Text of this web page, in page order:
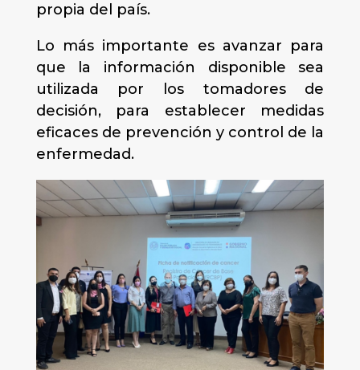
propia del país.
Lo más importante es avanzar para
que la información disponible sea
utilizada por los tomadores de
decisión, para establecer medidas
eficaces de prevención y control de la
enfermedad.